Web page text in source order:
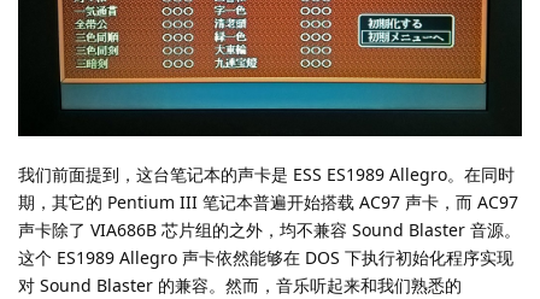
我们前面提到，这台笔记本的声卡是 ESS ES1989 Allegro。在同时
期，其它的 Pentium III 笔记本普遍开始搭载 AC97 声卡，而 AC97
声卡除了 VIA686B 芯片组的之外，均不兼容 Sound Blaster 音源。
这个 ES1989 Allegro 声卡依然能够在 DOS 下执行初始化程序实现
对 Sound Blaster 的兼容。然而，音乐听起来和我们熟悉的